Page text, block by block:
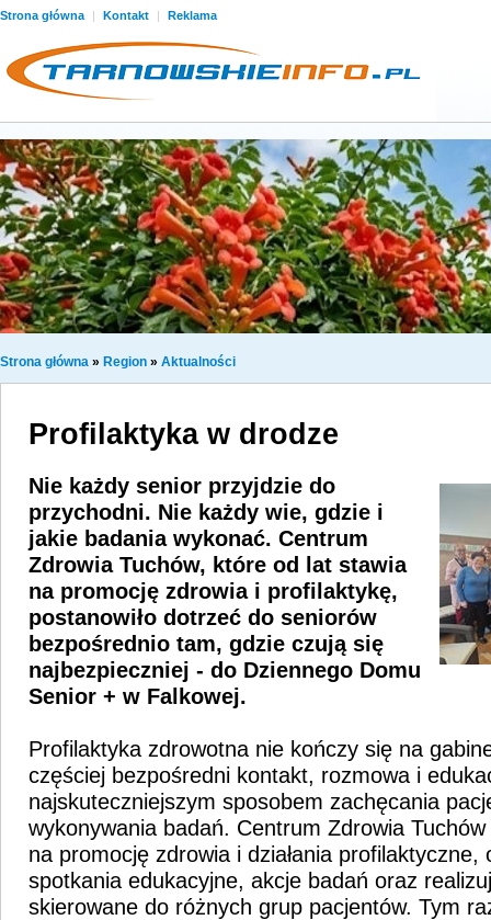
Strona główna | Kontakt | Reklama
Strona główna » Region » Aktualności
Profilaktyka w drodze
Nie każdy senior przyjdzie do
przychodni. Nie każdy wie, gdzie i
jakie badania wykonać. Centrum
Zdrowia Tuchów, które od lat stawia
na promocję zdrowia i profilaktykę,
postanowiło dotrzeć do seniorów
bezpośrednio tam, gdzie czują się
najbezpieczniej - do Dziennego Domu
Senior + w Falkowej.
Profilaktyka zdrowotna nie kończy się na
częściej bezpośredni kontakt, rozmowa i
najskuteczniejszym sposobem zachęcania
wykonywania badań. Centrum Zdrowia
na promocję zdrowia i działania profilaktyczne,
spotkania edukacyjne, akcje badań oraz
skierowane do różnych grup pacjentów. Tym